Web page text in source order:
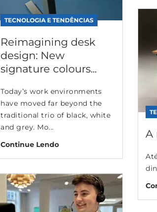
TECNOLOGIA E TENDÊNCIAS
Reimagining desk
design: New
signature colours...
Today’s work environments
have moved far beyond the
traditional trio of black, white
and grey. Mo...
Continue Lendo
A